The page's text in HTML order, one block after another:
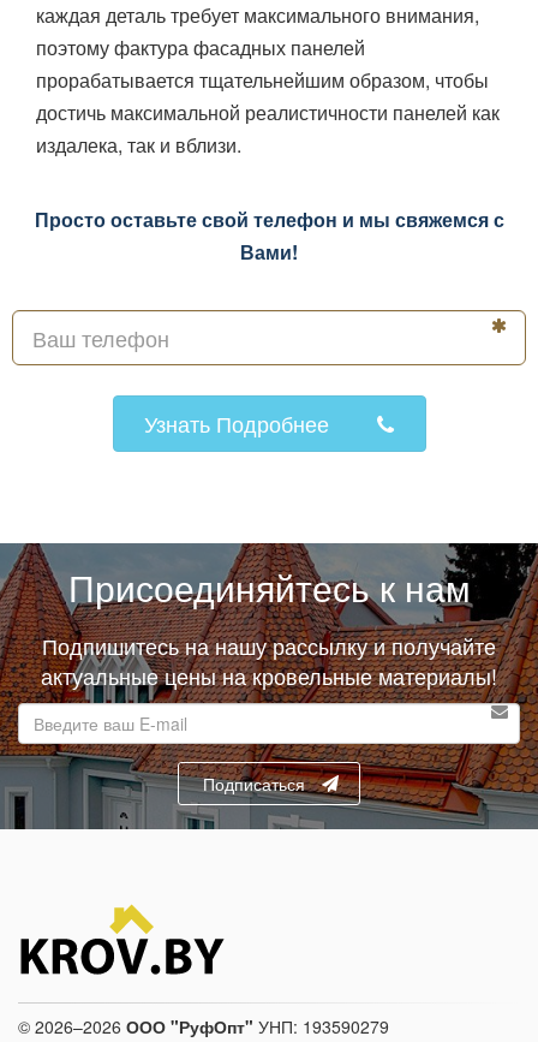
каждая деталь требует максимального внимания,
поэтому фактура фасадных панелей
прорабатывается тщательнейшим образом, чтобы
достичь максимальной реалистичности панелей как
издалека, так и вблизи.
Просто оставьте свой телефон и мы свяжемся с
Вами!
Узнать Подробнее
Присоединяйтесь к нам
Подпишитесь на нашу рассылку и получайте
актуальные цены на кровельные материалы!
mail
адрес
Подписаться
© 2026–2026 ООО "РуфОпт" УНП: 193590279